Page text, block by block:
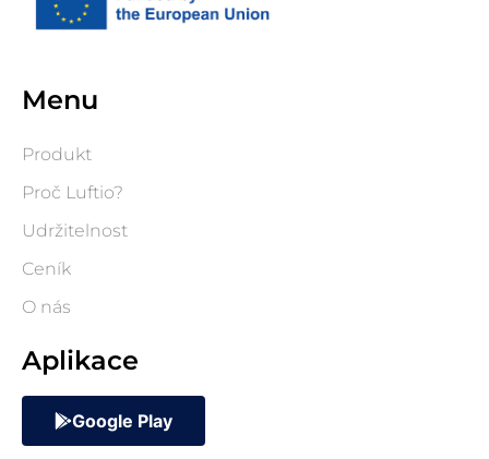
Menu
Produkt
Proč Luftio?
Udržitelnost
Ceník
O nás
Aplikace
Google Play